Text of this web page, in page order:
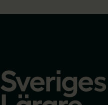
startsidan